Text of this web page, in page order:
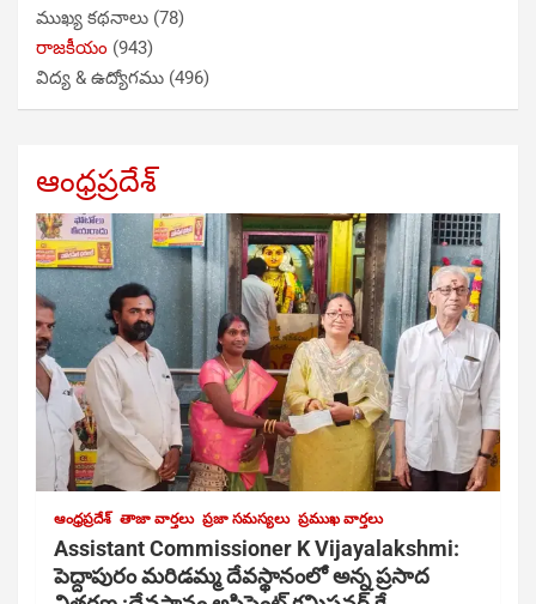
ముఖ్య కథనాలు (78)
రాజకీయం (943)
విద్య & ఉద్యోగము (496)
ఆంధ్రప్రదేశ్
ఆంధ్రప్రదేశ్ తాజా వార్తలు ప్రజా సమస్యలు ప్రముఖ వార్తలు
Assistant Commissioner K Vijayalakshmi:
పెద్దాపురం మరిడమ్మ దేవస్థానంలో అన్న ప్రసాద